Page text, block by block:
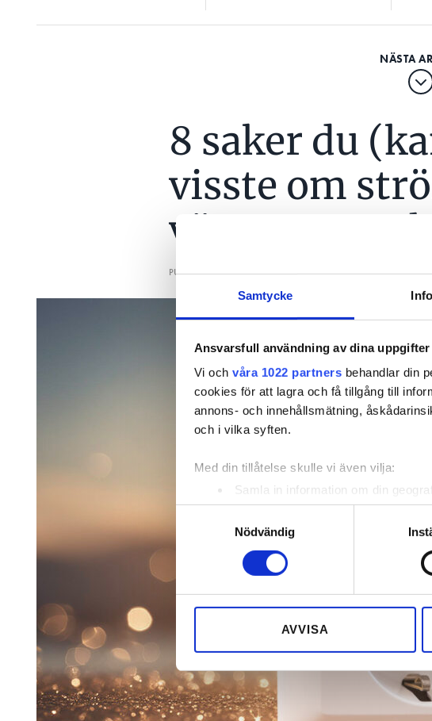
Samtycke
Ansvarsfull användning av dina uppgifter
Vi och våra 1022 partners behandlar din
cookies för att lagra och få tillgång till
annons- och innehållsmätning,
och i vilka syften.
Med din tillåtelse skulle vi även vilja:
Samla in information om din
Identifiera din enhet genom att
Ta reda på mer om hur dina personliga
eller dra tillbaka ditt samtycke när som
sociala medier och analysera vår trafik.
till de sociala medier och annons- och
Nödvändig
AVVISA
8 saker du
visste om
vägguttag
PUBLICERAD9 DEC 2024, 05:27| UPPDATERAD10 DEC